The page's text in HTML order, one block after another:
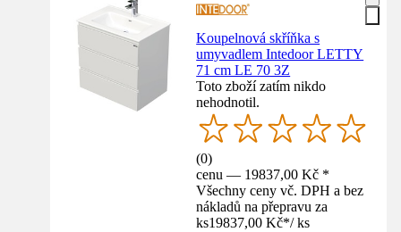
Koupelnová skříňka s
umyvadlem Intedoor LETTY
71 cm LE 70 3Z
Toto zboží zatím nikdo
nehodnotil.
(0)
cenu — 19837,00 Kč *
Všechny ceny vč. DPH a bez
nákladů na přepravu za
ks19837,00 Kč*/ ks